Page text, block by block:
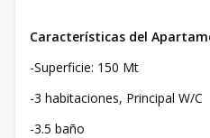
Características del
-Superficie: 150 Mt
-3 habitaciones, Principal W/C
-3.5 baño